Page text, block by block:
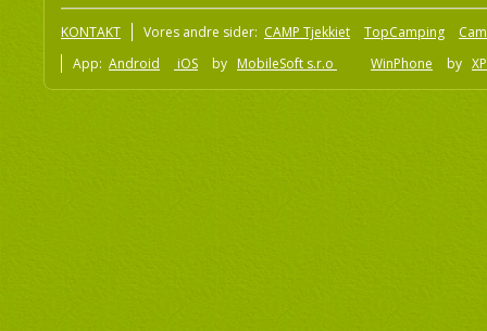
KONTAKT Vores andre sider: CAMP Tjekkiet TopCamping
App: Android iOS by MobileSoft s.r.o WinPhone by